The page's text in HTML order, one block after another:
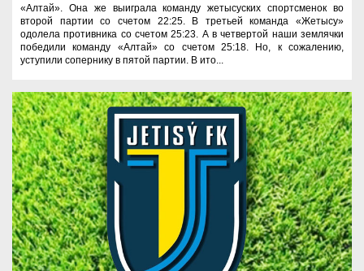
«Алтай». Она же выиграла команду жетысуских спортсменок во
второй партии со счетом 22:25. В третьей команда «Жетысу»
одолела противника со счетом 25:23. А в четвертой наши землячки
победили команду «Алтай» со счетом 25:18. Но, к сожалению,
уступили сопернику в пятой партии. В ито...